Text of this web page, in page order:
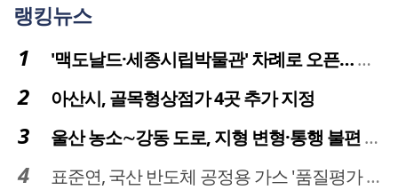
랭킹뉴스
'맥도날드·세종시립박물관' 차례로 오픈… 고운동 정주여건 좋아진다
아산시, 골목형상점가 4곳 추가 지정
울산 농소∼강동 도로, 지형 변형·통행 불편 해법 찾는다
표준연, 국산 반도체 공정용 가스 '품질평가 체계' 구축